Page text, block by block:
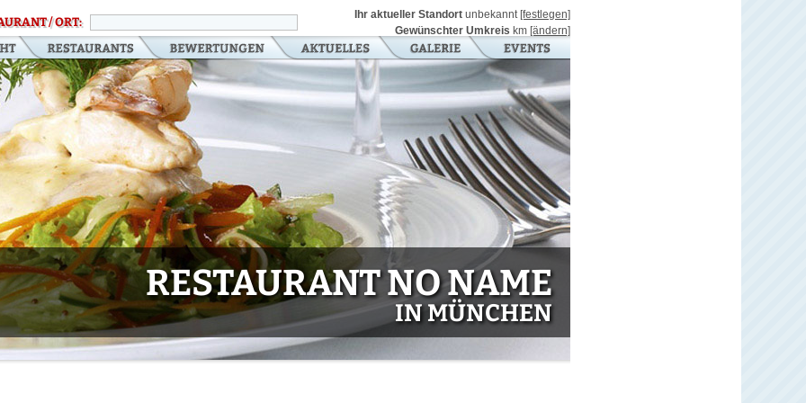
/ ORT:
Ihr aktueller Standort unbekannt [festlegen]
Gewünschter Umkreis km [ändern]
RESTAURANT NO NAME
IN MÜNCHEN